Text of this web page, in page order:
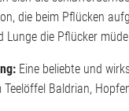
die beim Pflücken
Lunge die Pflücker
Eine beliebte und
Teelöffel Baldrian,